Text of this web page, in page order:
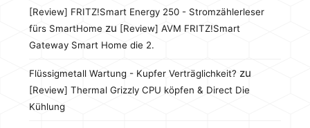
[Review] FRITZ!Smart Energy 250 - Stromzählerleser
fürs SmartHome zu [Review] AVM FRITZ!Smart
Gateway Smart Home die 2.
Flüssigmetall Wartung - Kupfer Verträglichkeit? zu
[Review] Thermal Grizzly CPU köpfen & Direct Die
Kühlung